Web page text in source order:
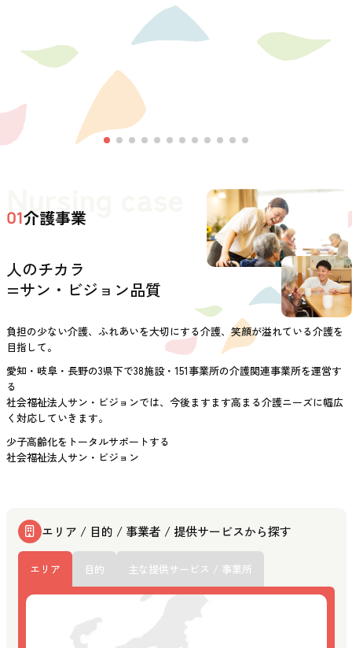
Nursing case
01介護事業
人のチカラ
=サン・ビジョン品質
負担の少ない介護、ふれあいを大切にする介護、笑顔が溢れている介護を
目指して。
愛知・岐阜・長野の3県下で38施設・151事業所の介護関連事業所を運営す
る
社会福祉法人サン・ビジョンでは、今後ますます高まる介護ニーズに幅広
く対応していきます。
少子高齢化をトータルサポートする
社会福祉法人サン・ビジョン
エリア / 目的 / 事業者 / 提供サービスから探す
エリア 目的 主な提供サービス / 事業所